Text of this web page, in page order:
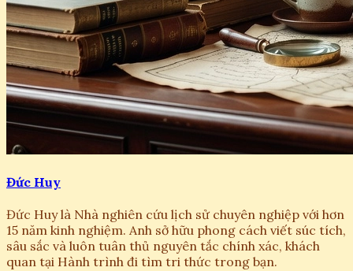
Đức Huy
Đức Huy là Nhà nghiên cứu lịch sử chuyên nghiệp với hơn
15 năm kinh nghiệm. Anh sở hữu phong cách viết súc tích,
sâu sắc và luôn tuân thủ nguyên tắc chính xác, khách
quan tại Hành trình đi tìm tri thức trong bạn.